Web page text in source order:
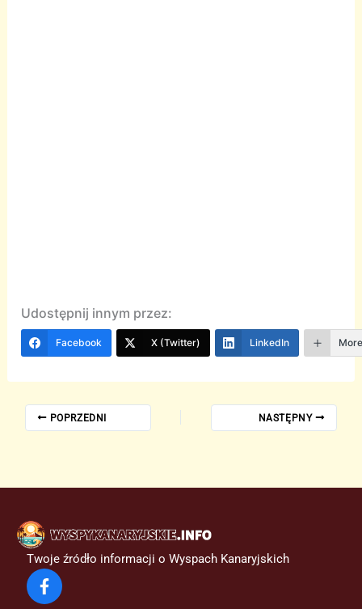
Udostępnij innym przez:
Facebook X (Twitter) LinkedIn
POPRZEDNI NASTĘPNY
Twoje źródło informacji o Wyspach Kanaryjskich